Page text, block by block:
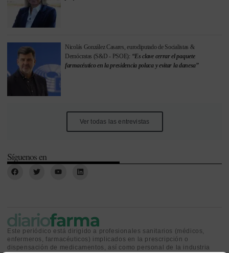
Nicolás González Casares, eurodiputado de Socialistas &
Demócratas (S&D - PSOE): “Es clave cerrar el paquete
farmacéutico en la presidencia polaca y evitar la danesa”
Ver todas las entrevistas
Síguenos en
Este periódico está dirigido a profesionales sanitarios (médicos,
enfermeros, farmacéuticos) implicados en la prescripción o
dispensación de medicamentos, así como personal de la industria